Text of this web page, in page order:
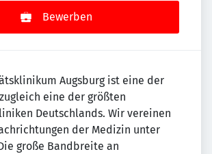
Bewerben
Augsburg ist eine der
eine der größten
Deutschlands. Wir vereinen
der Medizin unter
große Bandbreite an